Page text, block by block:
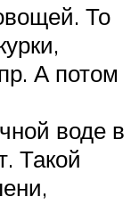
То
А потом
воде в
Такой